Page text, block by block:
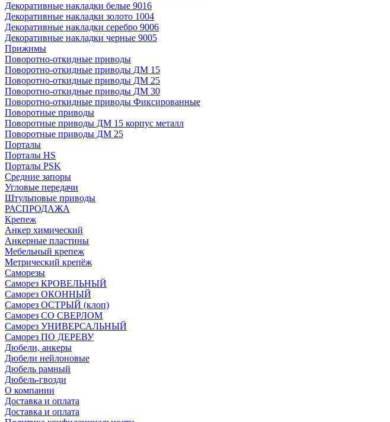
Декоративные накладки белые 9016
Декоративные накладки золото 1004
Декоративные накладки серебро 9006
Декоративные накладки черные 9005
Прижимы
Поворотно-откидные приводы
Поворотно-откидные приводы ДМ 15
Поворотно-откидные приводы ДМ 25
Поворотно-откидные приводы ДМ 30
Поворотно-откидные приводы Фиксированные
Поворотные приводы
Поворотные приводы ДМ 15 корпус металл
Поворотные приводы ДМ 25
Порталы
Порталы HS
Порталы PSK
Средние запоры
Угловые передачи
Штульповые приводы
РАСПРОДАЖА
Крепеж
Анкер химический
Анкерные пластины
Мебельный крепеж
Метрический крепёж
Саморезы
Саморез КРОВЕЛЬНЫЙ
Саморез ОКОННЫЙ
Саморез ОСТРЫЙ (клоп)
Саморез СО СВЕРЛОМ
Саморез УНИВЕРСАЛЬНЫЙ
Саморез ПО ДЕРЕВУ
Дюбели, анкеры
Дюбели нейлоновые
Дюбель рамный
Дюбель-гвозди
О компании
Доставка и оплата
Доставка и оплата